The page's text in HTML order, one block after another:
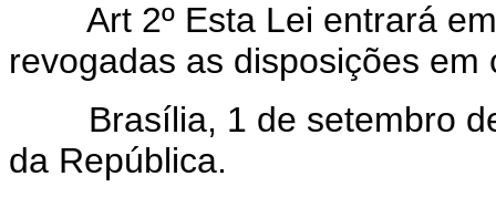
Art 2º Esta Lei entrará
revogadas as disposições em
Brasília, 1 de setembro de
da República.